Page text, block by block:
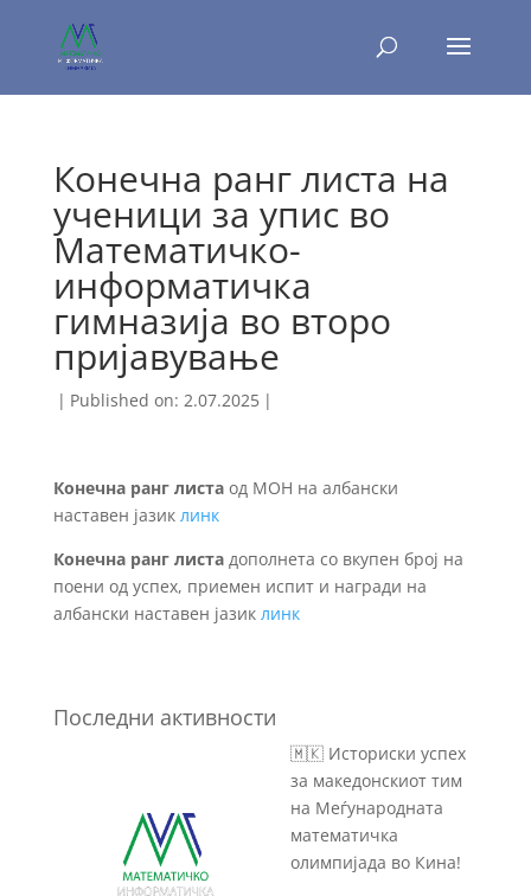
Конечна ранг листа на
ученици за упис во
Математичко-
информатичка
гимназија во второ
пријавување
| Published on: 2.07.2025 |
Конечна ранг листаод МОН на албански
наставен јазик линк
Конечна ранг листадополнета со вкупен број на
поени од успех, приемен испит и награди на
албански наставен јазик линк
Последни активности
🇲🇰 Историски успех
за македонскиот тим
на Меѓународната
математичка
олимпијада во Кина!